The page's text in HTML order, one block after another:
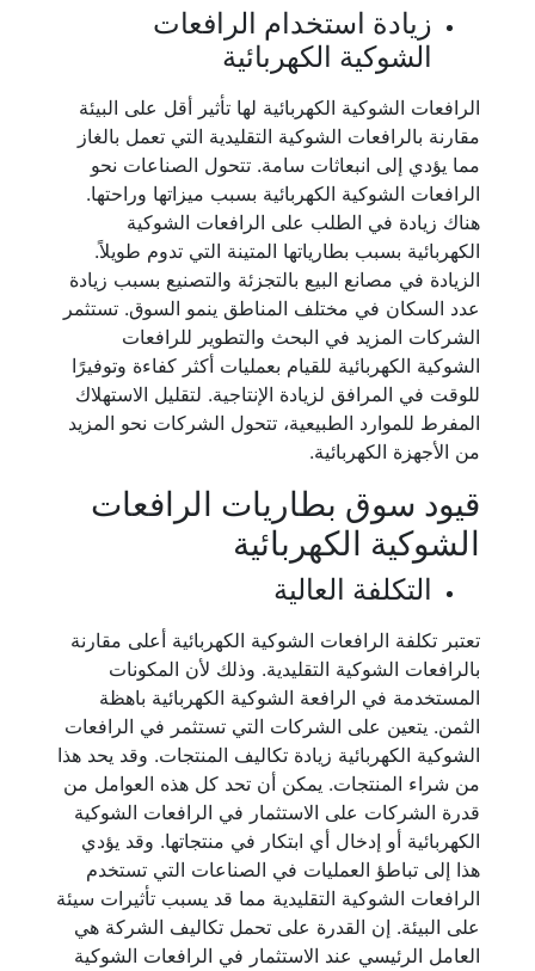
زيادة استخدام الرافعات
الشوكية الكهربائية
الرافعات الشوكية الكهربائية لها تأثير أقل على البيئة
مقارنة بالرافعات الشوكية التقليدية التي تعمل بالغاز
مما يؤدي إلى انبعاثات سامة. تتحول الصناعات نحو
الرافعات الشوكية الكهربائية بسبب ميزاتها وراحتها.
هناك زيادة في الطلب على الرافعات الشوكية
الكهربائية بسبب بطارياتها المتينة التي تدوم طويلاً.
الزيادة في مصانع البيع بالتجزئة والتصنيع بسبب زيادة
عدد السكان في مختلف المناطق ينمو السوق. تستثمر
الشركات المزيد في البحث والتطوير للرافعات
الشوكية الكهربائية للقيام بعمليات أكثر كفاءة وتوفيرًا
للوقت في المرافق لزيادة الإنتاجية. لتقليل الاستهلاك
المفرط للموارد الطبيعية، تتحول الشركات نحو المزيد
من الأجهزة الكهربائية.
قيود سوق بطاريات الرافعات
الشوكية الكهربائية
التكلفة العالية
تعتبر تكلفة الرافعات الشوكية الكهربائية أعلى مقارنة
بالرافعات الشوكية التقليدية. وذلك لأن المكونات
المستخدمة في الرافعة الشوكية الكهربائية باهظة
الثمن. يتعين على الشركات التي تستثمر في الرافعات
الشوكية الكهربائية زيادة تكاليف المنتجات. وقد يحد هذا
من شراء المنتجات. يمكن أن تحد كل هذه العوامل من
قدرة الشركات على الاستثمار في الرافعات الشوكية
الكهربائية أو إدخال أي ابتكار في منتجاتها. وقد يؤدي
هذا إلى تباطؤ العمليات في الصناعات التي تستخدم
الرافعات الشوكية التقليدية مما قد يسبب تأثيرات سيئة
على البيئة. إن القدرة على تحمل تكاليف الشركة هي
العامل الرئيسي عند الاستثمار في الرافعات الشوكية